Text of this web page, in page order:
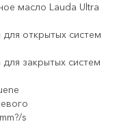
масло Lauda Ultra
открытых систем
закрытых систем
s